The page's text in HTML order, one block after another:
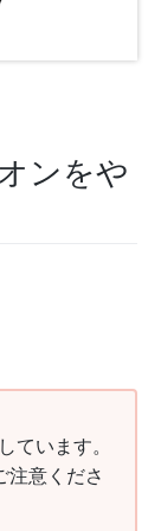
ンをや
ています。
注意くださ